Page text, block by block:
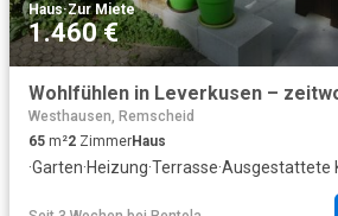
Haus·Zur Miete
1.460 €
Wohlfühlen in Leverkusen –
Westhausen, Remscheid
65 m²2 ZimmerHaus
·Garten·Heizung·Terrasse·Ausgestattete